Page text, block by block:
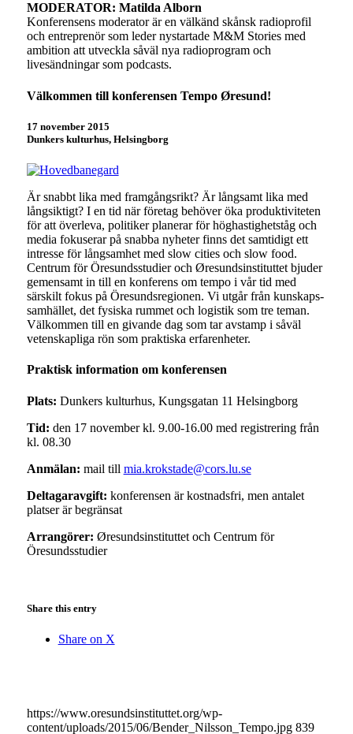
MODERATOR: Matilda Alborn
Konferensens moderator är en välkänd skånsk radioprofil
och entreprenör som leder nystartade M&M Stories med
ambition att utveckla såväl nya radioprogram och
livesändningar som podcasts.
Välkommen till konferensen Tempo Øresund!
17 november 2015
Dunkers kulturhus, Helsingborg
Är snabbt lika med framgångsrikt? Är långsamt lika med
långsiktigt? I en tid när företag behöver öka produktiviteten
för att överleva, politiker planerar för höghastighetståg och
media fokuserar på snabba nyheter finns det samtidigt ett
intresse för långsamhet med slow cities och slow food.
Centrum för Öresundsstudier och Øresundsinstituttet bjuder
gemensamt in till en konferens om tempo i vår tid med
särskilt fokus på Öresundsregionen. Vi utgår från kunskaps-
samhället, det fysiska rummet och logistik som tre teman.
Välkommen till en givande dag som tar avstamp i såväl
vetenskapliga rön som praktiska erfarenheter.
Praktisk information om konferensen
Plats: Dunkers kulturhus, Kungsgatan 11 Helsingborg
Tid: den 17 november kl. 9.00-16.00 med registrering från
kl. 08.30
Anmälan: mail till mia.krokstade@cors.lu.se
Deltagaravgift: konferensen är kostnadsfri, men antalet
platser är begränsat
Arrangörer: Øresundsinstituttet och Centrum för
Öresundsstudier
Share this entry
Share on X
https://www.oresundsinstituttet.org/wp-
content/uploads/2015/06/Bender_Nilsson_Tempo.jpg 839